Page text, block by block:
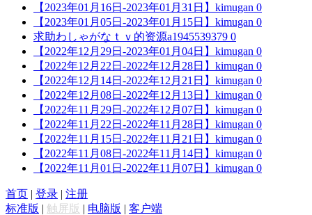
【2023年01月16日-2023年01月31日】 kimugan 0
【2023年01月05日-2023年01月15日】 kimugan 0
求助わしゃがなｔｖ的资源a1945539379 0
【2022年12月29日-2023年01月04日】 kimugan 0
【2022年12月22日-2022年12月28日】 kimugan 0
【2022年12月14日-2022年12月21日】 kimugan 0
【2022年12月08日-2022年12月13日】 kimugan 0
【2022年11月29日-2022年12月07日】 kimugan 0
【2022年11月22日-2022年11月28日】 kimugan 0
【2022年11月15日-2022年11月21日】 kimugan 0
【2022年11月08日-2022年11月14日】 kimugan 0
【2022年11月01日-2022年11月07日】 kimugan 0
首页 | 登录 | 注册
标准版 | 触屏版 | 电脑版 | 客户端